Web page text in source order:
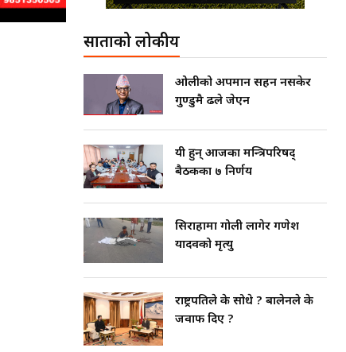
साताको लोकप्रीय
ओलीको अपमान सहन नसकेर
गुण्डुमै ढले जेएन
यी हुन् आजका मन्त्रिपरिषद्
बैठकका ७ निर्णय
सिराहामा गोली लागेर गणेश
यादवको मृत्यु
राष्ट्रपतिले के सोधे ? बालेनले के
जवाफ दिए ?